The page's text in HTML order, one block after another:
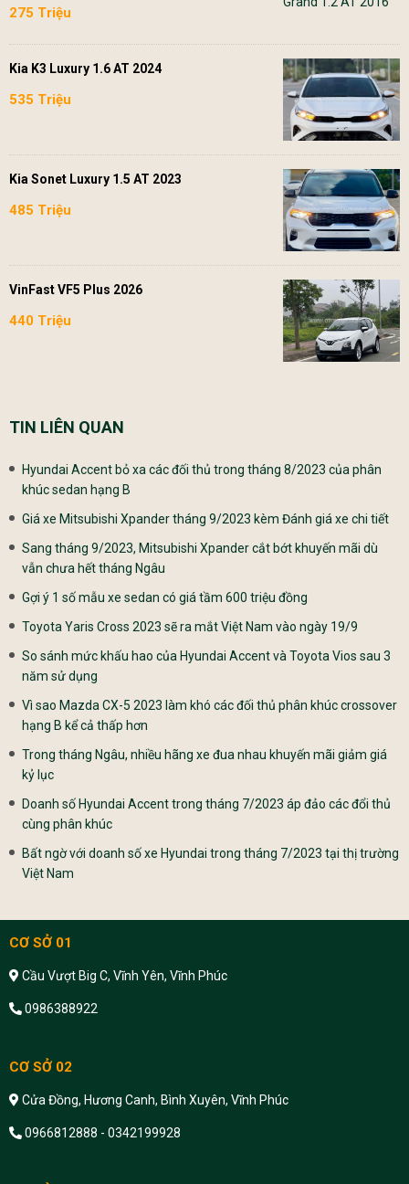
275 Triệu
Kia K3 Luxury 1.6 AT 2024
535 Triệu
Kia Sonet Luxury 1.5 AT 2023
485 Triệu
VinFast VF5 Plus 2026
440 Triệu
TIN LIÊN QUAN
Hyundai Accent bỏ xa các đối thủ trong tháng 8/2023 của phân
khúc sedan hạng B
Giá xe Mitsubishi Xpander tháng 9/2023 kèm Đánh giá xe chi tiết
Sang tháng 9/2023, Mitsubishi Xpander cắt bớt khuyến mãi dù
vẫn chưa hết tháng Ngâu
Gợi ý 1 số mẫu xe sedan có giá tầm 600 triệu đồng
Toyota Yaris Cross 2023 sẽ ra mắt Việt Nam vào ngày 19/9
So sánh mức khấu hao của Hyundai Accent và Toyota Vios sau 3
năm sử dụng
Vì sao Mazda CX-5 2023 làm khó các đối thủ phân khúc crossover
hạng B kể cả thấp hơn
Trong tháng Ngâu, nhiều hãng xe đua nhau khuyến mãi giảm giá
kỷ lục
Doanh số Hyundai Accent trong tháng 7/2023 áp đảo các đổi thủ
cùng phân khúc
Bất ngờ với doanh số xe Hyundai trong tháng 7/2023 tại thị trường
Việt Nam
CƠ SỞ 01
Cầu Vượt Big C, Vĩnh Yên, Vĩnh Phúc
0986388922
CƠ SỞ 02
Cửa Đồng, Hương Canh, Bình Xuyên, Vĩnh Phúc
0966812888 - 0342199928